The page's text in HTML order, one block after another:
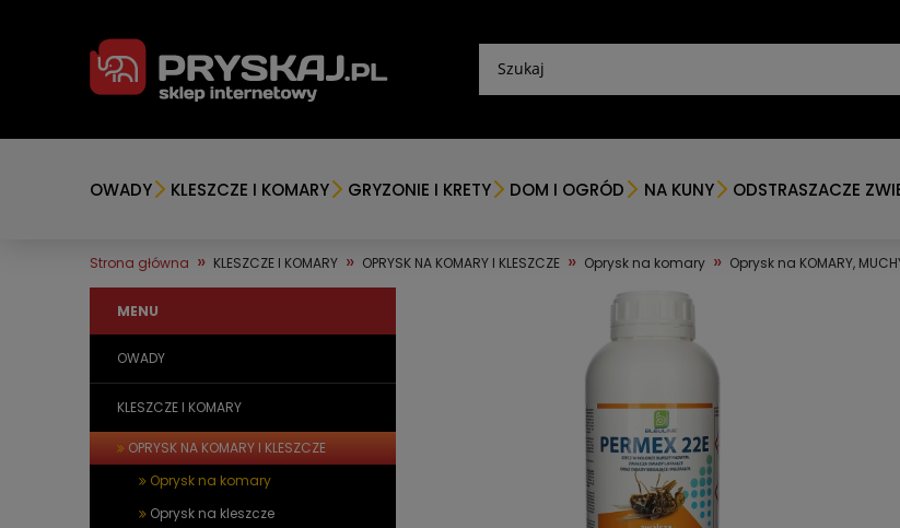
OWADY KLESZCZE I KOMARY GRYZONIE I KRETY DOM I OGRÓD NA KUNY ODSTRASZACZE
Strona główna » KLESZCZE I KOMARY » OPRYSK NA KOMARY I KLESZCZE » Oprysk na komary » Oprysk na KOMARY,
MENU
OWADY
KLESZCZE I KOMARY
OPRYSK NA KOMARY I KLESZCZE
Oprysk na komary
Oprysk na kleszcze